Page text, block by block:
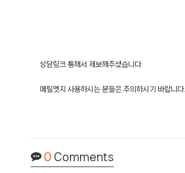
상담링크 통해서 제보해주셨습니다.
메릴엣지 사용하시는 분들은 주의하시기 바랍니다.
0 Comments